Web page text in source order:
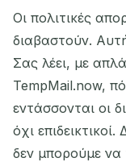
Οι πολιτικές
διαβαστούν.
Σας λέει, με
TempMail.now,
εντάσσονται οι
όχι
δεν μπορούμε